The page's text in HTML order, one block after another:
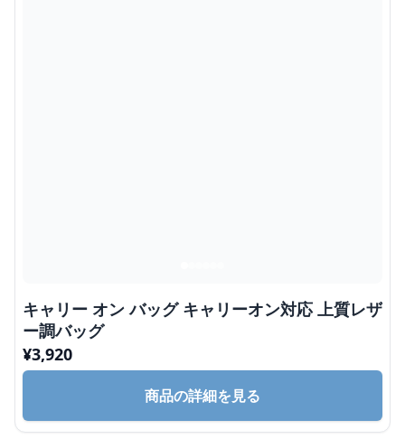
キャリー オン バッグ キャリーオン対応 上質レザ
ー調バッグ
¥3,920
商品の詳細を見る